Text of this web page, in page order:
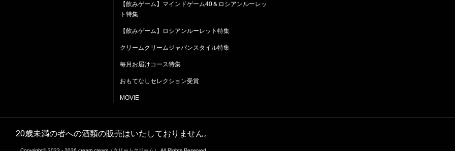
【飲みゲーム】マインドゲーム40＆ロシアンルーレッ
ト特集
【飲みゲーム】ロシアンルーレット特集
クリームクリームジャパンスタイル特集
毎月お届けコース特集
おもてなしセレクション受賞
MOVIE
20歳未満の者への酒類の販売はいたしておりません。